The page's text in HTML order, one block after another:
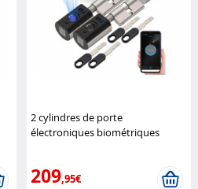
2 cylindres de porte
électroniques biométriques
209,95€